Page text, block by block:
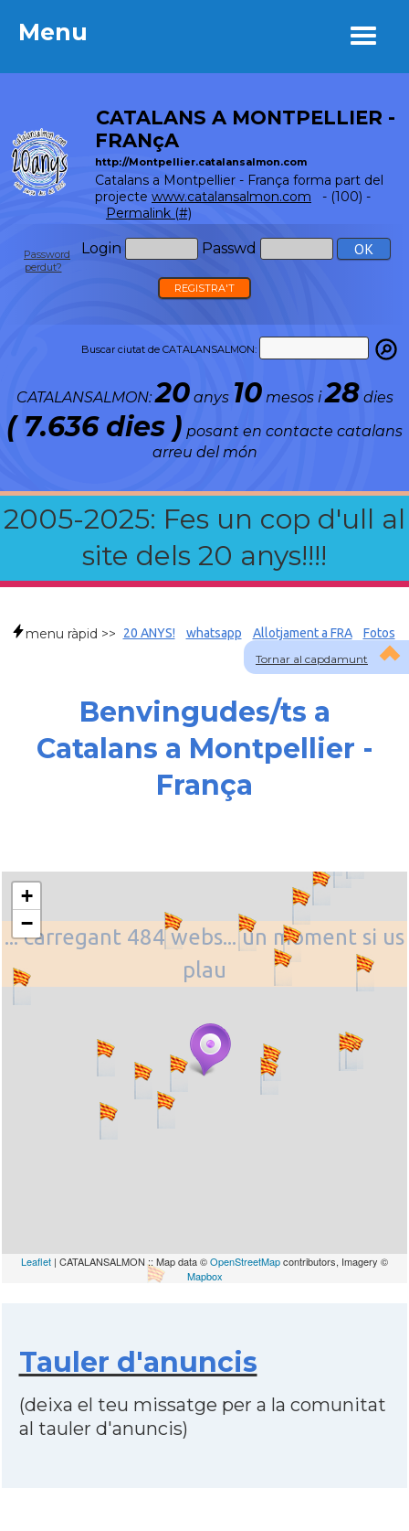
Menu
CATALANS A MONTPELLIER -
FRANçA
http://Montpellier.catalansalmon.com
Catalans a Montpellier - França forma part del
projecte www.catalansalmon.com - (100) -
Permalink (#)
Login Passwd
Password
perdut?
REGISTRA'T
Buscar ciutat de CATALANSALMON:
CATALANSALMON:20anys 10mesos i28 dies
( 7.636 dies ) posant en contacte catalans
arreu del món
2005-2025: Fes un cop d'ull al
site dels 20 anys!!!!
Menu
Tornar al capdamunt
menu ràpid >> 20 ANYS! whatsapp Allotjament a FRA Fotos
Benvingudes/ts a
Catalans a Montpellier -
França
... carregant 484 webs... un moment si us
plau
+
−
Leaflet | CATALANSALMON :: Map data ©OpenStreetMapcontributors, Imagery ©
Mapbox
Tauler d'anuncis
(deixa el teu missatge per a la comunitat
al tauler d'anuncis)